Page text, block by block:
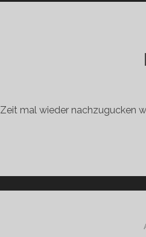
Zeit mal wieder nachzugucken